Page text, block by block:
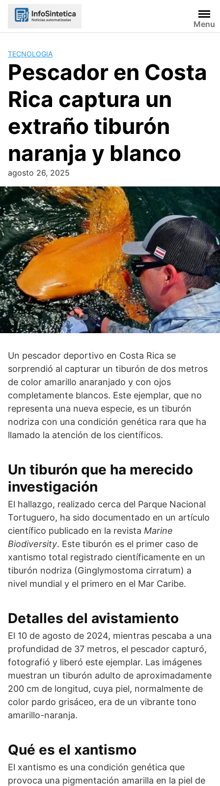
Skip
Menu
TECNOLOGIA
Pescador en Costa
Rica captura un
extraño tiburón
naranja y blanco
agosto 26, 2025
Un pescador deportivo en Costa Rica se
sorprendió al capturar un tiburón de dos metros
de color amarillo anaranjado y con ojos
completamente blancos. Este ejemplar, que no
representa una nueva especie, es un tiburón
nodriza con una condición genética rara que ha
llamado la atención de los científicos.
Un tiburón que ha merecido
investigación
El hallazgo, realizado cerca del Parque Nacional
Tortuguero, ha sido documentado en un artículo
científico publicado en la revista Marine
Biodiversity. Este tiburón es el primer caso de
xantismo total registrado científicamente en un
tiburón nodriza (Ginglymostoma cirratum) a
nivel mundial y el primero en el Mar Caribe.
Detalles del avistamiento
El 10 de agosto de 2024, mientras pescaba a una
profundidad de 37 metros, el pescador capturó,
fotografió y liberó este ejemplar. Las imágenes
muestran un tiburón adulto de aproximadamente
200 cm de longitud, cuya piel, normalmente de
color pardo grisáceo, era de un vibrante tono
amarillo-naranja.
Qué es el xantismo
El xantismo es una condición genética que
provoca una pigmentación amarilla en la piel de